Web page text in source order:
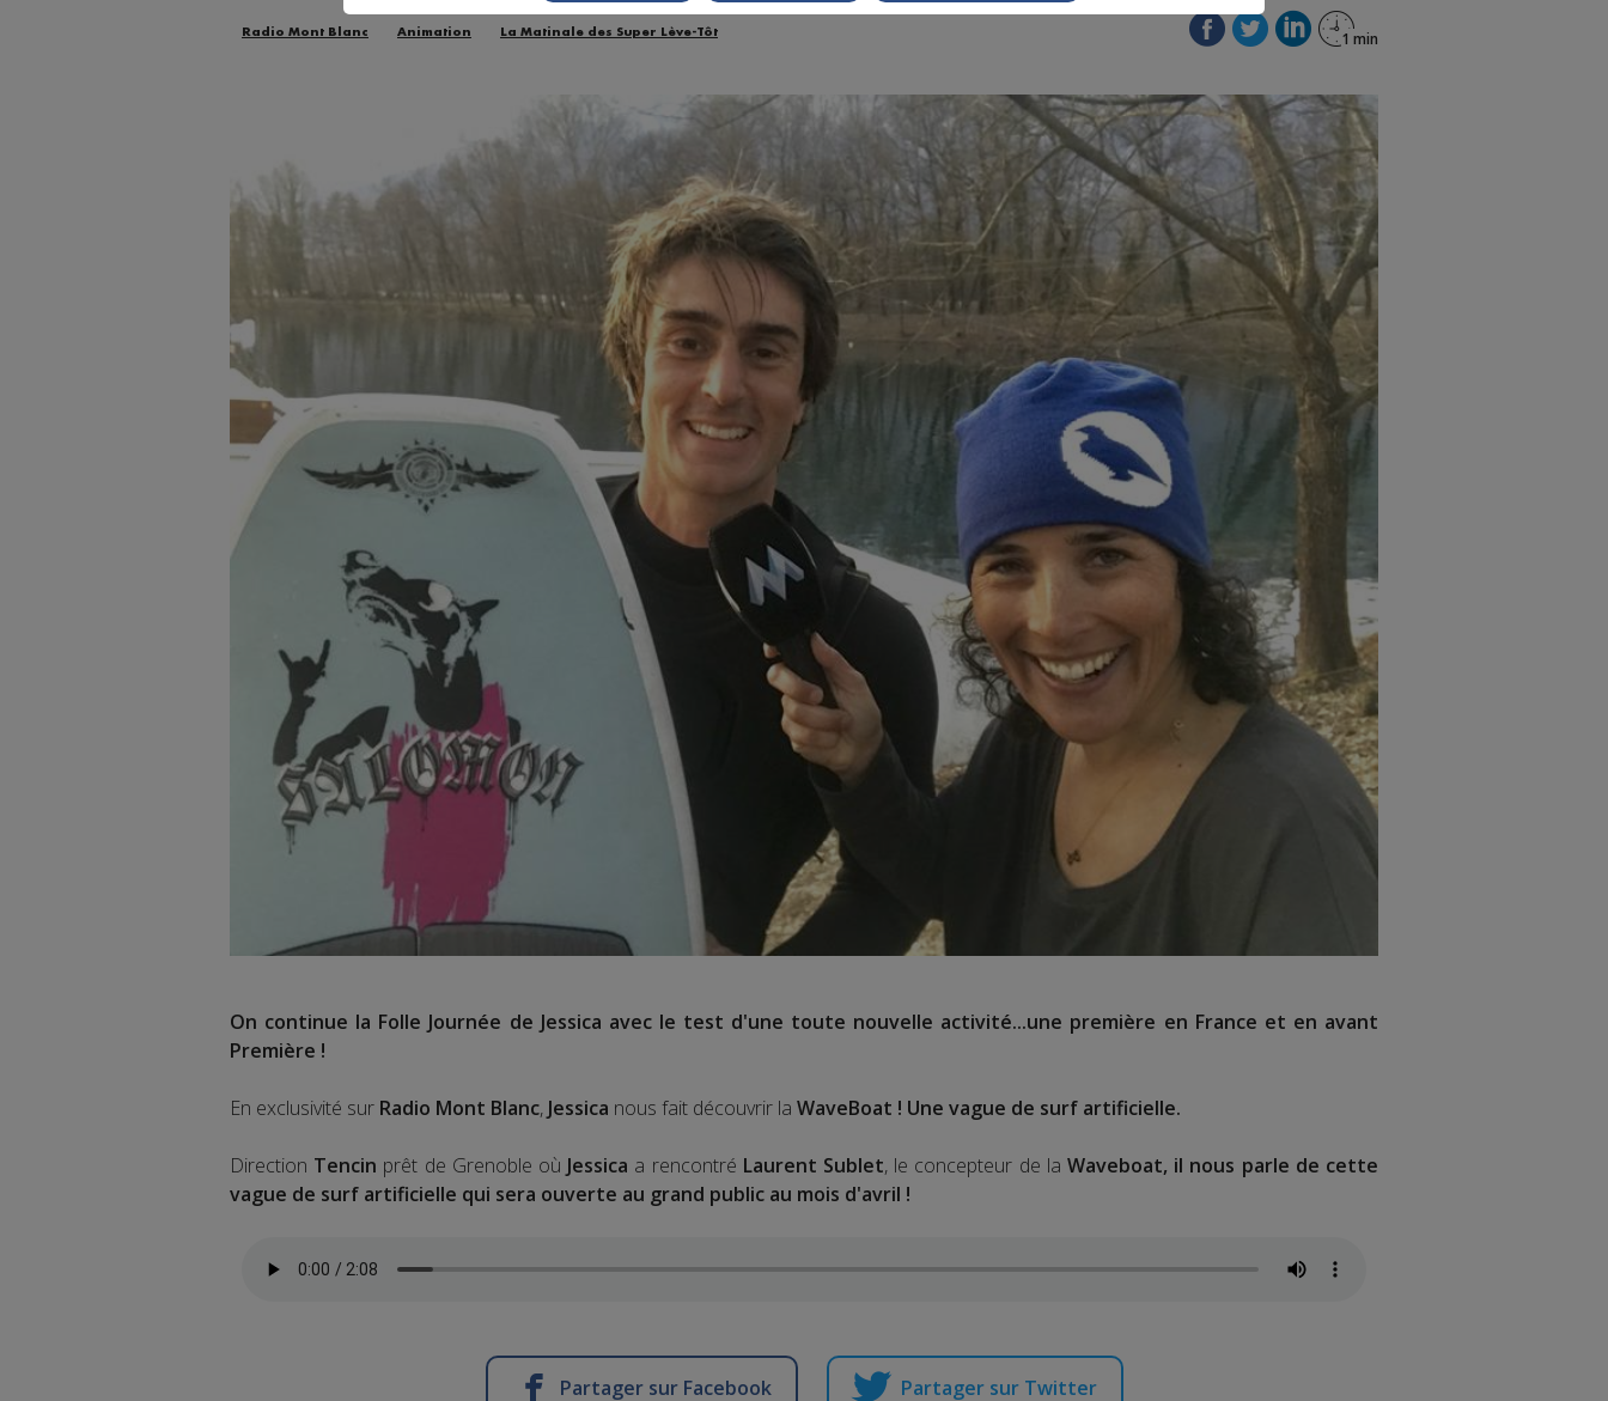
Radio Mont Blanc Animation La Matinale des Super Lève-Tôt
On continue la Folle Journée de Jessica avec le test d'une toute nouvelle activité...une première en France et en avant
Première !
En exclusivité sur Radio Mont Blanc, Jessica nous fait découvrir la WaveBoat ! Une vague de surf artificielle.
Direction Tencin prêt de Grenoble où Jessica a rencontré Laurent Sublet, le concepteur de laWaveboat, il nous parle de cette
vague de surf artificielle qui sera ouverte au grand public au mois d'avril !
Partager sur Facebook Partager sur Twitter